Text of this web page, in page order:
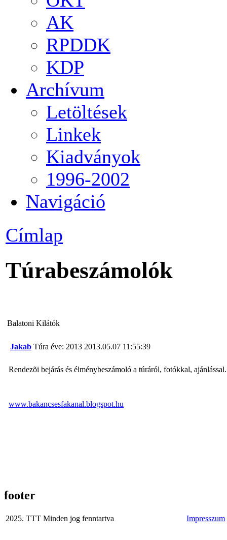
AK
RPDDK
KDP
Archívum
Letöltések
Linkek
Kiadványok
1996-2002
Navigáció
Címlap
Túrabeszámolók
Balatoni Kilátók
Jakab Túra éve: 2013 2013.05.07 11:55:39
Rendezõi bejárás és élménybeszámoló a túráról, fotókkal, ajánlással.
www.bakancsesfakanal.blogspot.hu
footer
2025. TTT Minden jog fenntartva Impresszum